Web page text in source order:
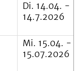
Di. 14.04. -
14.7.2026
Mi. 15.04. -
15.07.2026